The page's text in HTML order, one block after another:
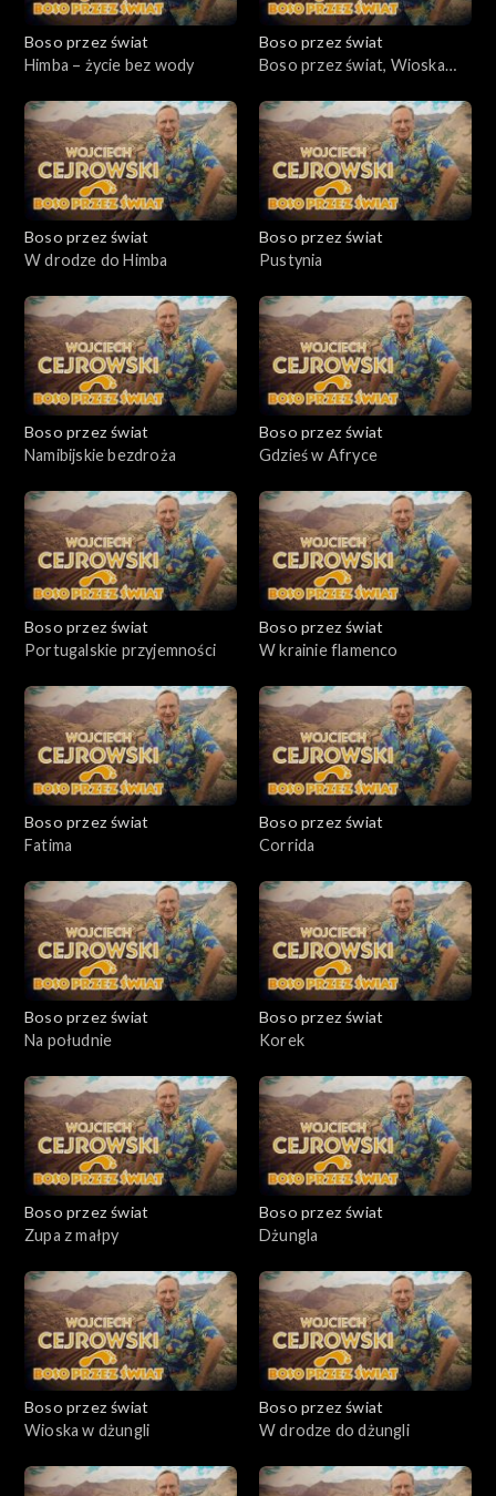
Boso przez świat
Himba – życie bez wody
Boso przez świat
Boso przez świat, Wioska
Boso przez świat
W drodze do Himba
Boso przez świat
Pustynia
Boso przez świat
Namibijskie bezdroża
Boso przez świat
Gdzieś w Afryce
Boso przez świat
Portugalskie przyjemności
Boso przez świat
W krainie flamenco
Boso przez świat
Fatima
Boso przez świat
Corrida
Boso przez świat
Na południe
Boso przez świat
Korek
Boso przez świat
Zupa z małpy
Boso przez świat
Dżungla
Boso przez świat
Wioska w dżungli
Boso przez świat
W drodze do dżungli